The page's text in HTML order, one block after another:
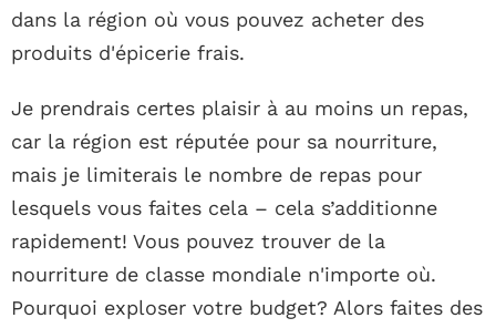
dans la région où vous pouvez acheter des
produits d'épicerie frais.
Je prendrais certes plaisir à au moins un repas,
car la région est réputée pour sa nourriture,
mais je limiterais le nombre de repas pour
lesquels vous faites cela – cela s’additionne
rapidement! Vous pouvez trouver de la
nourriture de classe mondiale n'importe où.
Pourquoi exploser votre budget? Alors faites des